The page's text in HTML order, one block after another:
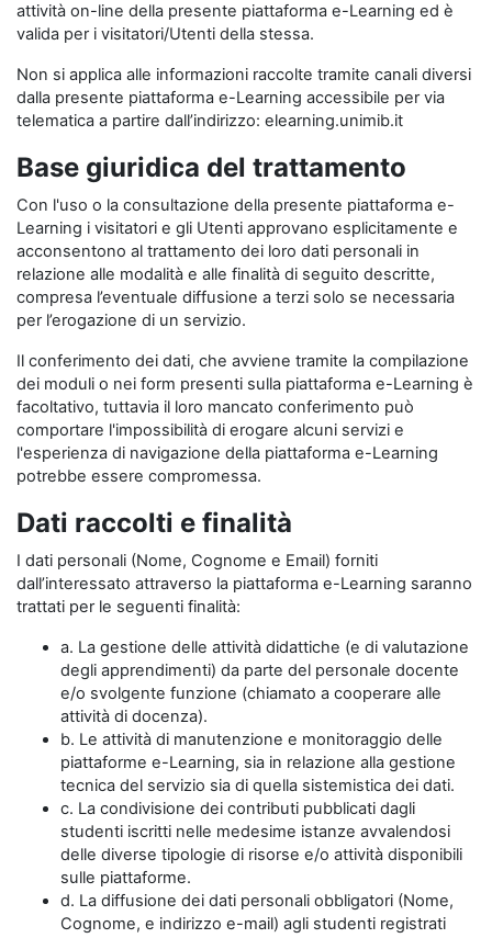
attività on-line della presente piattaforma e-Learning ed è
valida per i visitatori/Utenti della stessa.
Non si applica alle informazioni raccolte tramite canali diversi
dalla presente piattaforma e-Learning accessibile per via
telematica a partire dall’indirizzo: elearning.unimib.it
Base giuridica del trattamento
Con l'uso o la consultazione della presente piattaforma e-
Learning i visitatori e gli Utenti approvano esplicitamente e
acconsentono al trattamento dei loro dati personali in
relazione alle modalità e alle finalità di seguito descritte,
compresa l’eventuale diffusione a terzi solo se necessaria
per l’erogazione di un servizio.
Il conferimento dei dati, che avviene tramite la compilazione
dei moduli o nei form presenti sulla piattaforma e-Learning è
facoltativo, tuttavia il loro mancato conferimento può
comportare l'impossibilità di erogare alcuni servizi e
l'esperienza di navigazione della piattaforma e-Learning
potrebbe essere compromessa.
Dati raccolti e finalità
I dati personali (Nome, Cognome e Email) forniti
dall’interessato attraverso la piattaforma e-Learning saranno
trattati per le seguenti finalità:
a. La gestione delle attività didattiche (e di valutazione
degli apprendimenti) da parte del personale docente
e/o svolgente funzione (chiamato a cooperare alle
attività di docenza).
b. Le attività di manutenzione e monitoraggio delle
piattaforme e-Learning, sia in relazione alla gestione
tecnica del servizio sia di quella sistemistica dei dati.
c. La condivisione dei contributi pubblicati dagli
studenti iscritti nelle medesime istanze avvalendosi
delle diverse tipologie di risorse e/o attività disponibili
sulle piattaforme.
d. La diffusione dei dati personali obbligatori (Nome,
Cognome, e indirizzo e-mail) agli studenti registrati